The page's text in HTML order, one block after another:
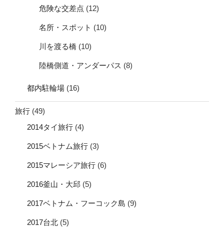
危険な交差点 (12)
名所・スポット (10)
川を渡る橋 (10)
陸橋側道・アンダーパス (8)
都内駐輪場 (16)
旅行 (49)
2014タイ旅行 (4)
2015ベトナム旅行 (3)
2015マレーシア旅行 (6)
2016釜山・大邱 (5)
2017ベトナム・フーコック島 (9)
2017台北 (5)